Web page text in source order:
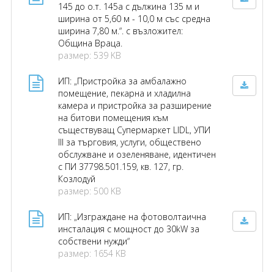
145 до о.т. 145а с дължина 135 м и
ширина от 5,60 м - 10,0 м със средна
ширина 7,80 м.“. с възложител:
Община Враца.
размер: 539 KB
ИП: „Пристройка за амбалажно
помещение, пекарна и хладилна
камера и пристройка за разширение
на битови помещения към
съществуващ Супермаркет LIDL, УПИ
III за търговия, услуги, обществено
обслужване и озеленяване, идентичен
с ПИ 37798.501.159, кв. 127, гр.
Козлодуй
размер: 500 KB
ИП: „Изграждане на фотоволтаична
инсталация с мощност до 30kW за
собствени нужди“
размер: 1654 KB